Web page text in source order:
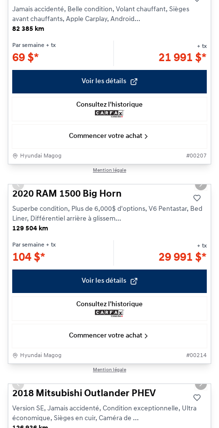
Jamais accidenté, Belle condition, Volant chauffant, Sièges
avant chauffants, Apple Carplay, Android...
82 385 km
Par semaine + tx
69 $*
+ tx
21 991 $*
Voir les détails
Consultez l'historique
Commencer votre achat
Hyundai Magog #00207
Mention légale
Previous slide Next
2020 RAM 1500 Big Horn
Superbe condition, Plus de 6,000$ d'options, V6 Pentastar, Bed
Liner, Différentiel arrière à glissem...
129 504 km
Par semaine + tx
104 $*
+ tx
29 991 $*
Voir les détails
Consultez l'historique
Commencer votre achat
Hyundai Magog #00214
Mention légale
Previous slide Next
2018 Mitsubishi Outlander PHEV
Version SE, Jamais accidenté, Condition exceptionnelle, Ultra
économique, Sièges en cuir, Caméra de ...